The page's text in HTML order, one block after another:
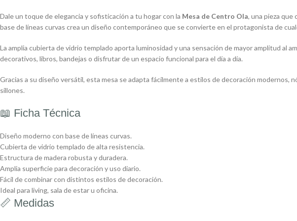
Dale un toque de elegancia y sofisticación a tu hogar con la Mesa de Centro Ola, una pieza que
base de líneas curvas crea un diseño contemporáneo que se convierte en el protagonista de
La amplia cubierta de vidrio templado aporta luminosidad y una sensación de mayor amplitud al
decorativos, libros, bandejas o disfrutar de un espacio funcional para el día a día.
Gracias a su diseño versátil, esta mesa se adapta fácilmente a estilos de decoración
sillones.
📖 Ficha Técnica
Diseño moderno con base de líneas curvas.
Cubierta de vidrio templado de alta resistencia.
Estructura de madera robusta y duradera.
Amplia superficie para decoración y uso diario.
Fácil de combinar con distintos estilos de decoración.
Ideal para living, sala de estar u oficina.
📏 Medidas